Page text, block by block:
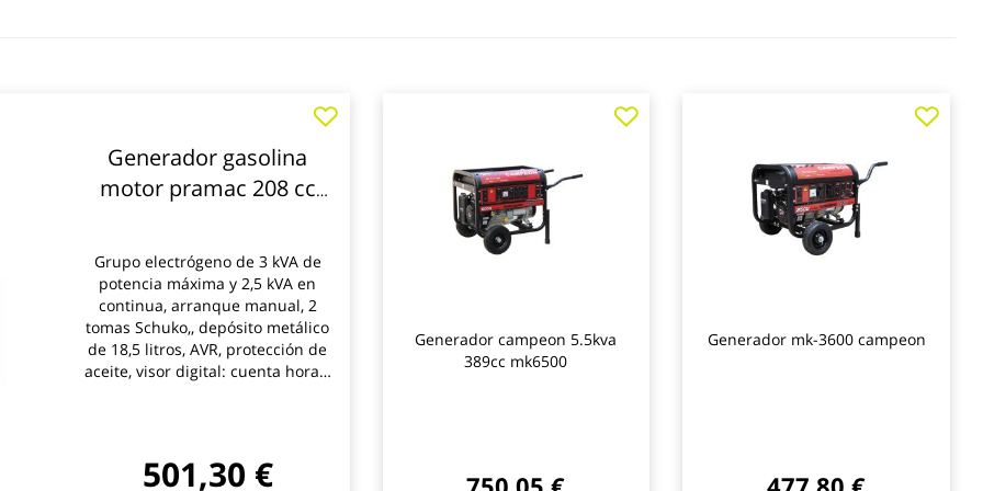
Generador gasolina
motor pramac 208 cc
avr
Grupo electrógeno de 3 kVA de
potencia máxima y 2,5 kVA en
continua, arranque manual, 2
tomas Schuko,, depósito metálico
de 18,5 litros, AVR, protección de
aceite, visor digital: cuenta horas,
antipinchazos integrado en el
grupo.Amplia autonomía.Bajo
501,30 €
Generador campeon 5.5kva
389cc mk6500
Generador mk-3600 campeon